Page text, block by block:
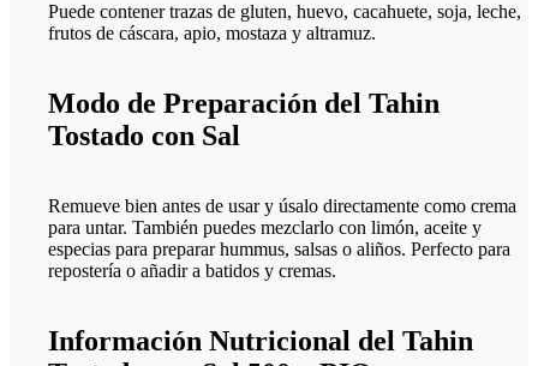
Puede contener trazas de gluten, huevo, cacahuete, soja, leche,
frutos de cáscara, apio, mostaza y altramuz.
Modo de Preparación del Tahin
Tostado con Sal
Remueve bien antes de usar y úsalo directamente como crema
para untar. También puedes mezclarlo con limón, aceite y
especias para preparar hummus, salsas o aliños. Perfecto para
repostería o añadir a batidos y cremas.
Información Nutricional del Tahin